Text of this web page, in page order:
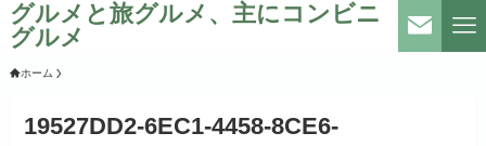
グルメと旅グルメ、主にコンビニ
グルメ
ホーム
19527DD2-6EC1-4458-8CE6-